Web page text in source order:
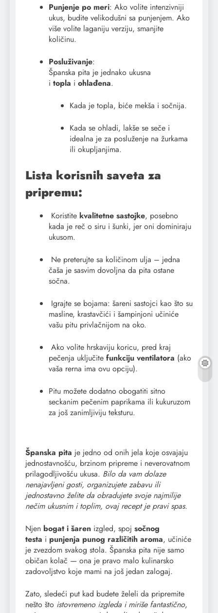
Punjenje po meri: Ako volite intenzivniji
ukus, budite velikodušni sa punjenjem. Ako
više volite laganiju verziju, smanjite
količinu.
Posluživanje:
Španska pita je jednako ukusna
i topla i ohlađena.
Kada je topla, biće mekša i sočnija.
Kada se ohladi, lakše se seče i
idealna je za posluženje na žurkama
ili okupljanjima.
Lista korisnih saveta za
pripremu:
Koristite kvalitetne sastojke, posebno
kada je reč o siru i šunki, jer oni dominiraju
ukusom.
Ne preterujte sa količinom ulja – jedna
čaša je sasvim dovoljna da pita ostane
sočna.
Igrajte se bojama: šareni sastojci kao što su
masline, krastavčići i šampinjoni učiniće
vašu pitu privlačnijom na oko.
Ako volite hrskaviju koricu, pred kraj
pečenja uključite funkciju ventilatora (ako
vaša rerna ima ovu opciju).
Pitu možete dodatno obogatiti sitno
seckanim pečenim paprikama ili kukuruzom
za još zanimljiviju teksturu.
Španska pita je jedno od onih jela koje osvajaju
jednostavnošću, brzinom pripreme i neverovatnom
prilagodljivošću ukusa. Bilo da vam dolaze
nenajavljeni gosti, organizujete zabavu ili
jednostavno želite da obradujete svoje najmilije
nečim ukusnim i toplim, ovaj recept je pravi spas.
Njen bogat i šaren izgled, spoj sočnog
testa i punjenja punog različitih aroma, učiniće
je zvezdom svakog stola. Španska pita nije samo
običan kolač — ona je pravo malo kulinarsko
zadovoljstvo koje mami na još jedan zalogaj.
Zato, sledeći put kad budete želeli da pripremite
nešto što istovremeno izgleda i miriše fantastično,